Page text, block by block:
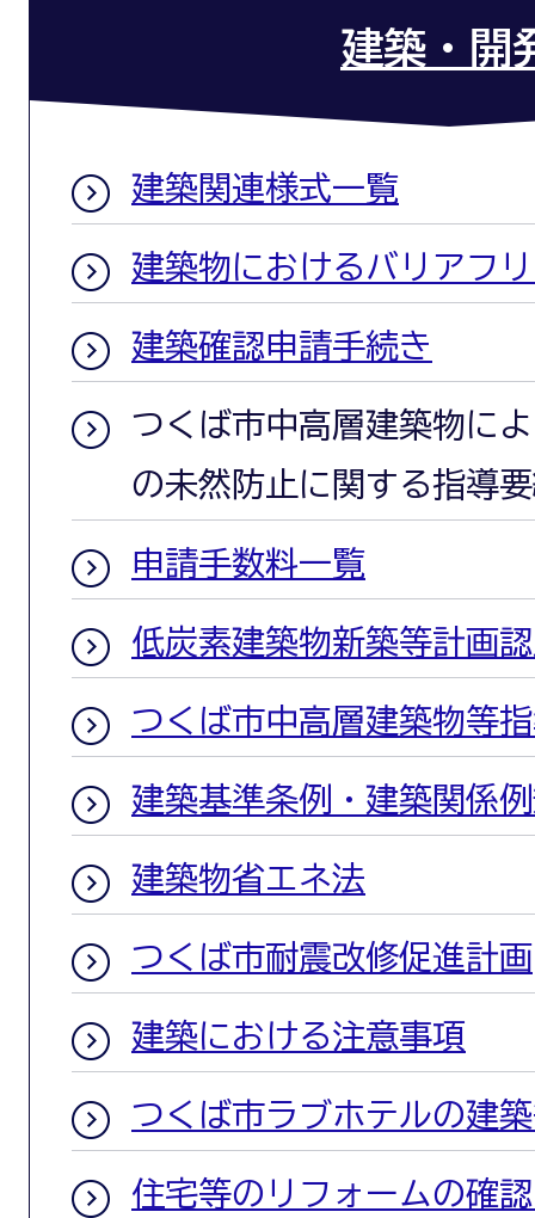
建築・開
建築関連様式一覧
建築物におけるバリアフ
建築確認申請手続き
つくば市中高層建築物に
の未然防止に関する指導
申請手数料一覧
低炭素建築物新築等計画
つくば市中高層建築物等
建築基準条例・建築関係
建築物省エネ法
つくば市耐震改修促進計画
建築における注意事項
つくば市ラブホテルの建
住宅等のリフォームの確